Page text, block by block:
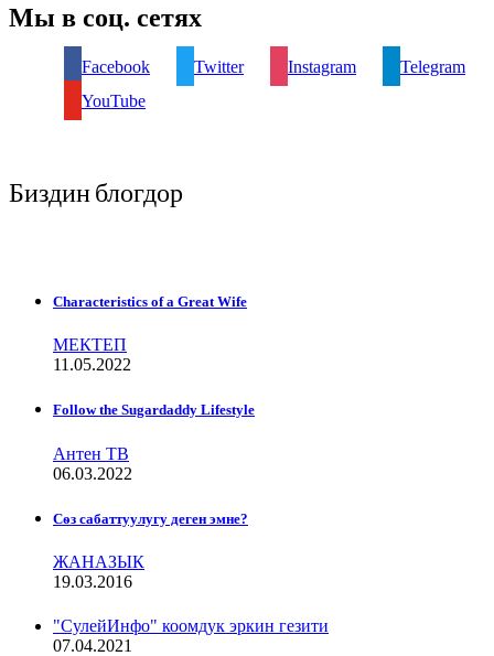
Мы в соц. сетях
Facebook Twitter Instagram
Telegram
YouTube
Биздин блогдор
Characteristics of a Great Wife
МЕКТЕП
11.05.2022
Follow the Sugardaddy Lifestyle
Антен ТВ
06.03.2022
Сѳз сабаттуулугу деген эмне?
ЖАНАЗЫК
19.03.2016
"СулейИнфо" коомдук эркин гезити
07.04.2021